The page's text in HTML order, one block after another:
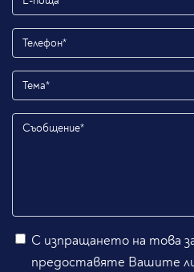
С изпращането на това
предоставяте Вашите